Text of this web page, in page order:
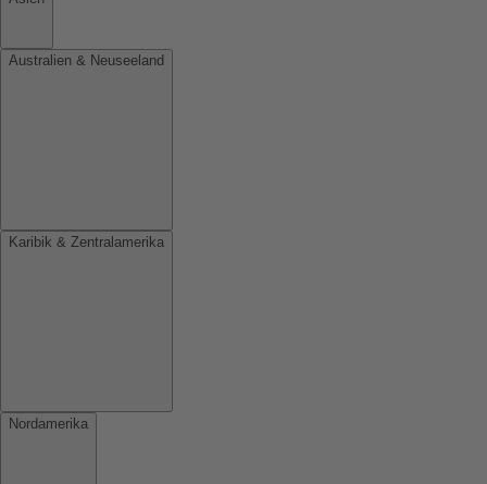
Australien & Neuseeland
Karibik & Zentralamerika
Nordamerika